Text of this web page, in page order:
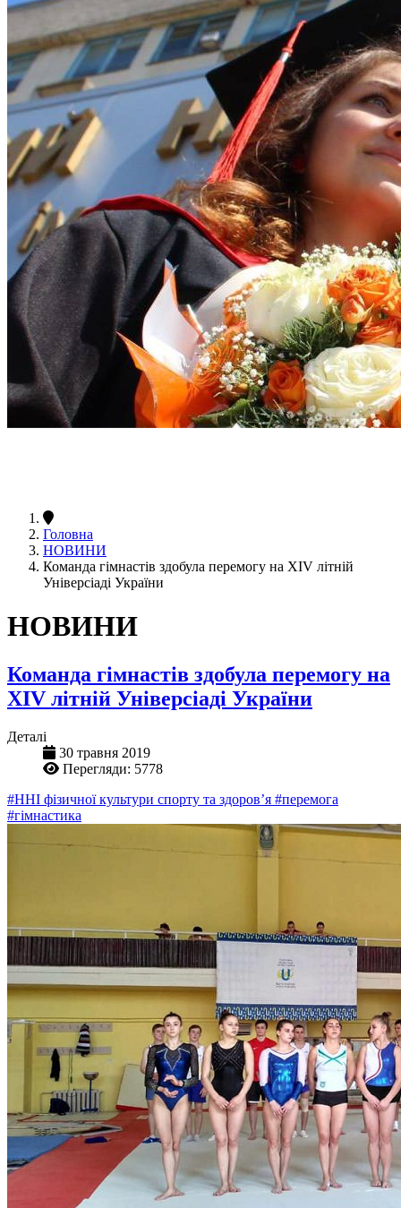
Головна
НОВИНИ
Команда гімнастів здобула перемогу на XIV літній
Універсіаді України
НОВИНИ
Команда гімнастів здобула перемогу на
XIV літній Універсіаді України
Деталі
30 травня 2019
Перегляди: 5778
#ННІ фізичної культури спорту та здоров’я #перемога
#гімнастика